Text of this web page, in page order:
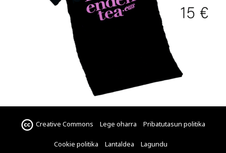
Creative Commons Lege oharra Pribatutasun politika
Cookie politika Lantaldea Lagundu